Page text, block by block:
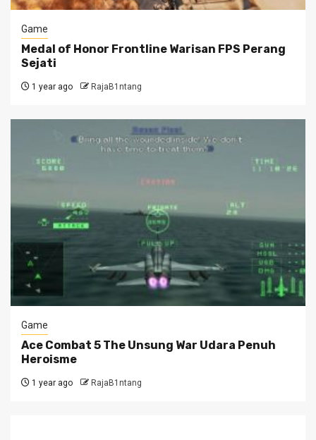
Game
Medal of Honor Frontline Warisan FPS Perang
Sejati
1 year ago RajaB1ntang
Game
Ace Combat 5 The Unsung War Udara Penuh
Heroisme
1 year ago RajaB1ntang